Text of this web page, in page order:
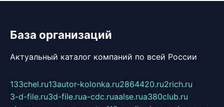
База организаций
Актуальный каталог компаний по всей России
133chel.ru13autor-kolonka.ru2864420.ru2rich.ru
3-d-file.ru3d-file.rua-cdc.ruaalse.rua380club.ru